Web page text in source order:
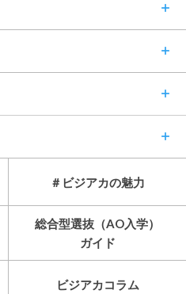
＃ビジアカの魅力
総合型選抜（AO入学）
ガイド
ビジアカコラム